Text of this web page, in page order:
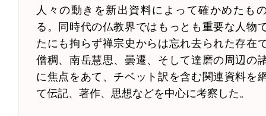
人々の動きを新出資料によって確かめたも
る。同時代の仏教界ではもっとも重要な人物
たにも拘らず禅宗史からは忘れ去られた存在
僧稠、南岳慧思、曇遷、そして達磨の周辺の
に焦点をあて、チベット訳を含む関連資料を
て伝記、著作、思想などを中心に考察した。